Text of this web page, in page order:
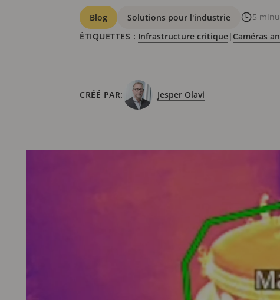
Catégories
Blog Solutions pour l'industrie
5
ÉTIQUETTES : Infrastructure critique| Caméras
CRÉÉ PAR: Jesper Olavi